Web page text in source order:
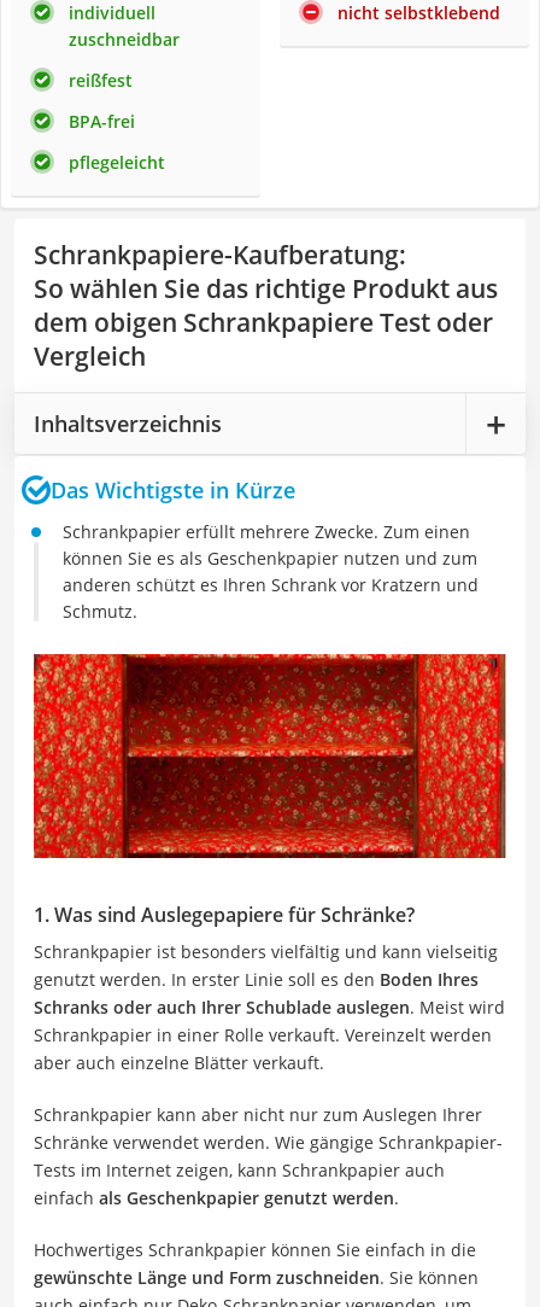
individuell
zuschneidbar
reißfest
BPA-frei
pflegeleicht
nicht selbstklebend
Schrankpapiere-Kaufberatung:
So wählen Sie das richtige Produkt aus
dem obigen Schrankpapiere Test oder
Vergleich
Inhaltsverzeichnis
Das Wichtigste in Kürze
Schrankpapier erfüllt mehrere Zwecke. Zum einen
können Sie es als Geschenkpapier nutzen und zum
anderen schützt es Ihren Schrank vor Kratzern und
Schmutz.
1. Was sind Auslegepapiere für Schränke?
Schrankpapier ist besonders vielfältig und kann vielseitig
genutzt werden. In erster Linie soll es den Boden Ihres
Schranks oder auch Ihrer Schublade auslegen. Meist wird
Schrankpapier in einer Rolle verkauft. Vereinzelt werden
aber auch einzelne Blätter verkauft.
Schrankpapier kann aber nicht nur zum Auslegen Ihrer
Schränke verwendet werden. Wie gängige Schrankpapier-
Tests im Internet zeigen, kann Schrankpapier auch
einfach als Geschenkpapier genutzt werden.
Hochwertiges Schrankpapier können Sie einfach in die
gewünschte Länge und Form zuschneiden. Sie können